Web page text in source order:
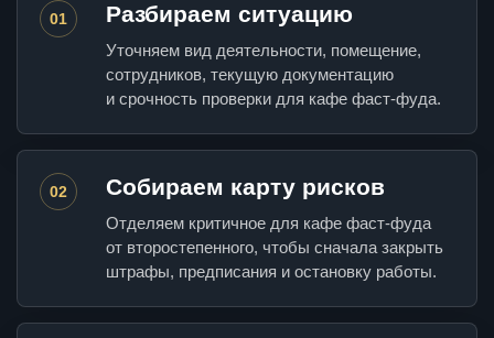
01 Разбираем ситуацию
Уточняем вид деятельности, помещение,
сотрудников, текущую документацию
и срочность проверки для кафе фаст-фуда.
02 Собираем карту рисков
Отделяем критичное для кафе фаст-фуда
от второстепенного, чтобы сначала закрыть
штрафы, предписания и остановку работы.